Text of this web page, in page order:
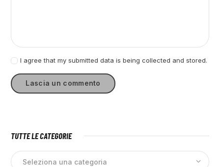
I agree that my submitted data is being collected and stored.
TUTTE LE CATEGORIE